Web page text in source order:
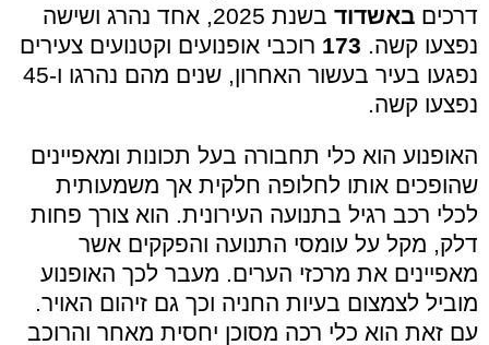
דרכים באשדוד
בשנת 2025, אחד נהרג ושישה
נפצעו קשה. 173 רוכבי אופנועים וקטנועים צעירים
נפגעו בעיר בעשור האחרון, שנים מהם נהרגו ו-45
נפצעו קשה.
האופנוע הוא כלי תחבורה בעל תכונות ומאפיינים
שהופכים אותו לחלופה חלקית אך משמעותית
לכלי רכב רגיל בתנועה העירונית. הוא צורך פחות
דלק, מקל על עומסי התנועה והפקקים אשר
מאפיינים את מרכזי הערים. מעבר לכך האופנוע
מוביל לצמצום בעיות החניה וכך גם זיהום האויר.
עם זאת הוא כלי רכה מסוכן יחסית מאחר והרוכב